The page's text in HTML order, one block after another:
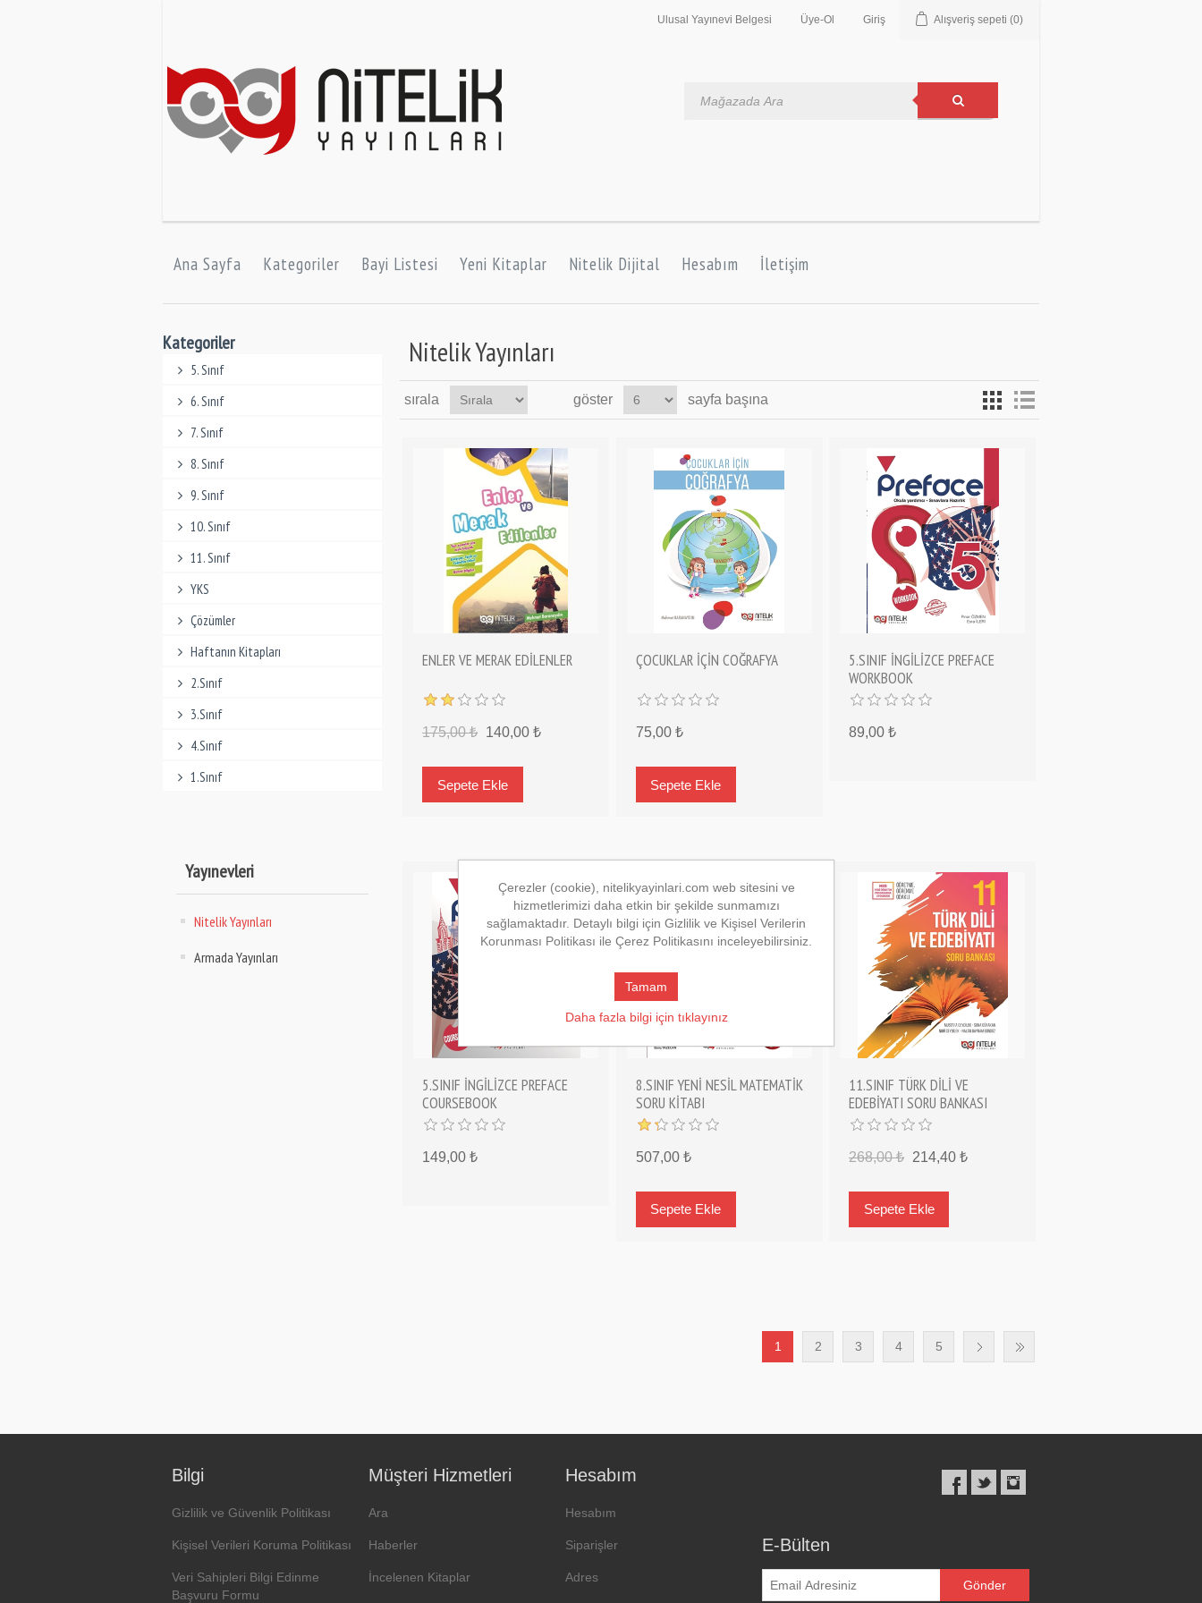
Ulusal Yayınevi Belgesi Üye-Ol Giriş Alışveriş sepeti (0)
Ana Sayfa Kategoriler Bayi Listesi Yeni Kitaplar Nitelik Dijital Hesabım İletişim
Kategoriler
5. Sınıf
6. Sınıf
7. Sınıf
8. Sınıf
9. Sınıf
10. Sınıf
11. Sınıf
YKS
Çözümler
Haftanın Kitapları
2.Sınıf
3.Sınıf
4.Sınıf
1.Sınıf
Yayınevleri
Nitelik Yayınları
Armada Yayınları
Nitelik Yayınları
sırala göster sayfa başına
ENLER VE MERAK EDİLENLER
175,00 ₺ 140,00 ₺
ÇOCUKLAR İÇİN COĞRAFYA
75,00 ₺
5.SINIF İNGİLİZCE PREFACE
WORKBOOK
89,00 ₺
5.SINIF İNGİLİZCE PREFACE
COURSEBOOK
149,00 ₺
8.SINIF YENİ NESİL MATEMATİK
SORU KİTABI
507,00 ₺
11.SINIF TÜRK DİLİ VE
EDEBİYATI SORU BANKASI
268,00 ₺ 214,40 ₺
1 2 3 4 5
Bilgi
Gizlilik ve Güvenlik Politikası
Kişisel Verileri Koruma Politikası
Veri Sahipleri Bilgi Edinme
Başvuru Formu
Müşteri Hizmetleri
Ara
Haberler
İncelenen Kitaplar
Hesabım
Hesabım
Siparişler
Adres
E-Bülten
Çerezler (cookie), nitelikyayinlari.com web sitesini ve
hizmetlerimizi daha etkin bir şekilde sunmamızı
sağlamaktadır. Detaylı bilgi için Gizlilik ve Kişisel Verilerin
Korunması Politikası ile Çerez Politikasını inceleyebilirsiniz.
Tamam
Daha fazla bilgi için tıklayınız